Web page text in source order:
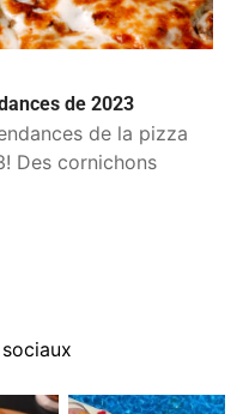
de 2023
de la pizza
Des cornichons